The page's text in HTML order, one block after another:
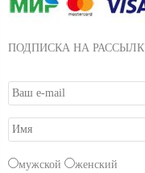
ПОДПИСКА НА
мужской женский